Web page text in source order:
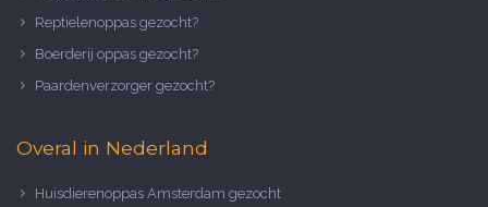
Reptielenoppas gezocht?
Boerderij oppas gezocht?
Paardenverzorger gezocht?
Overal in Nederland
Huisdierenoppas Amsterdam gezocht